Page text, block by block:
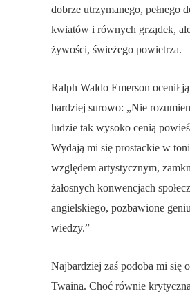
dobrze utrzymanego, pełnego
kwiatów i równych grządek,
żywości, świeżego powietrza.
Ralph Waldo Emerson ocenił
bardziej surowo: „Nie
ludzie tak wysoko cenią
Wydają mi się prostackie w
względem artystycznym,
żałosnych konwencjach
angielskiego, pozbawione
wiedzy.”
Najbardziej zaś podoba mi się
Twaina. Choć równie